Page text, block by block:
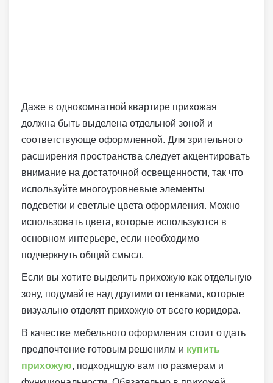
Даже в однокомнатной квартире прихожая
должна быть выделена отдельной зоной и
соответствующе оформленной. Для зрительного
расширения пространства следует акцентировать
внимание на достаточной освещенности, так что
используйте многоуровневые элементы
подсветки и светлые цвета оформления. Можно
использовать цвета, которые используются в
основном интерьере, если необходимо
подчеркнуть общий смысл.
Если вы хотите выделить прихожую как отдельную
зону, подумайте над другими оттенками, которые
визуально отделят прихожую от всего коридора.
В качестве мебельного оформления стоит отдать
предпочтение готовым решениям и купить
прихожую, подходящую вам по размерам и